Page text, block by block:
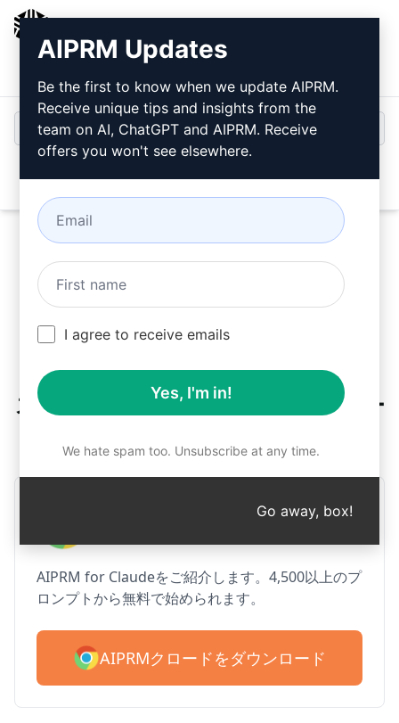
ログイン
今すぐこの
クロード・プロン
プトを試す
ステップ1：AIPRMの無料ダウンロー
AIPRM クロード for Google
AIPRM for Claudeをご紹介します。4,500以上のプ
ロンプトから無料で始められます。
AIPRMクロードをダウンロード
AIPRM Updates
Be the first to know when we update AIPRM.
Receive unique tips and insights from the
team on AI, ChatGPT and AIPRM. Receive
offers you won't see elsewhere.
I agree to receive emails
Yes, I'm in!
We hate spam too. Unsubscribe at any time.
Go away, box!